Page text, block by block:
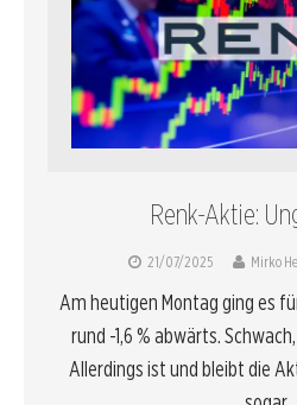
Renk-Aktie:
21/07/2025 Mirko
Am heutigen Montag ging es
rund -1,6 % abwärts.
Allerdings ist und bleibt die